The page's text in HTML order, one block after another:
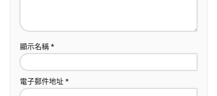
顯示名稱 *
電子郵件地址 *